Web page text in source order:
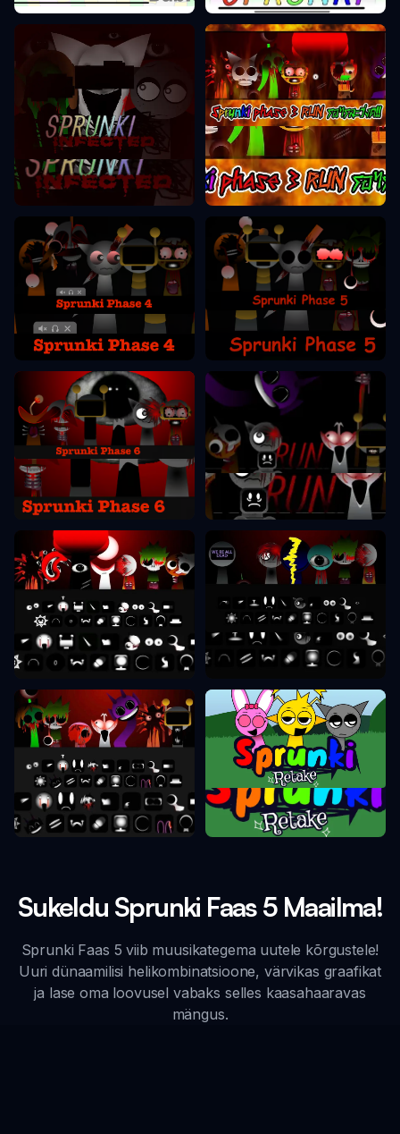
Sprunki Faas 2
Sprunki Faas 3
Sprunki Faas 4 Sprunki Faas 5
Sprunki Faas 6
Sprunki Faas 7
Sprunki Faas 8 Sprunki Faas 9
Sprunki Faas 10 Sprunki Retake
Sukeldu Sprunki Faas 5 Maailma!
Sprunki Faas 5 viib muusikategema uutele kõrgustele!
Uuri dünaamilisi helikombinatsioone, värvikas graafikat
ja lase oma loovusel vabaks selles kaasahaaravas
mängus.